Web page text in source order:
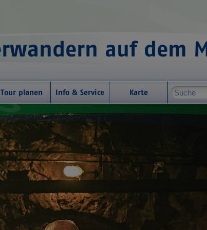
auf dem
Tour planen Info & Service Karte